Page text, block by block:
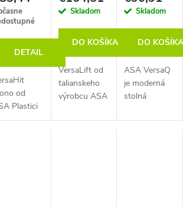
DETAIL
od
Plastici
vidlica
čierna/kartáčovaná
čierna
Skladom
DO KOŠÍKA
VersaLift od
talianskeho
výrobcu ASA
prémiový
GST, biela
Skladom
DO
ASA VersaQ
je moderná
stolná
jednotka,